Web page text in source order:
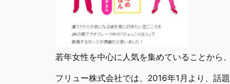
若年女性を中心に人気を集めていることから
フリュー株式会社では、2016年1月より、話